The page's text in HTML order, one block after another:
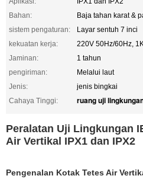
Bahan:
Baja tahan karat &
sistem pengaturan:
Layar sentuh 7 inci
kekuatan kerja:
220V 50Hz/60Hz,
Jaminan:
1 tahun
pengiriman:
Melalui laut
Jenis:
jenis bingkai
Cahaya Tinggi:
ruang uji
Peralatan Uji Lingkungan
Air Vertikal IPX1 dan IPX2
Pengenalan Kotak Tetes Air